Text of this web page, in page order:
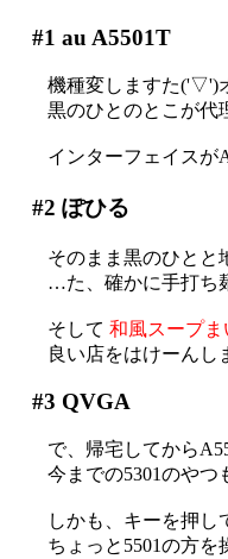
#1 au A5501T
機種変しますた('▽')
黒のひとのとこが代
インターフェイス
#2 ぽひる
そのまま黒のひとと
…た、確かに手打ち
そして 和風スープま
良い店をはけーんし
#3 QVGA
で、帰宅してから
今までの5301のや
しかも、キーを押
ちょっと5501の方